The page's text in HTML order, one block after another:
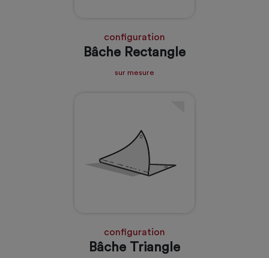
configuration
Bâche Rectangle
sur mesure
configuration
Bâche Triangle